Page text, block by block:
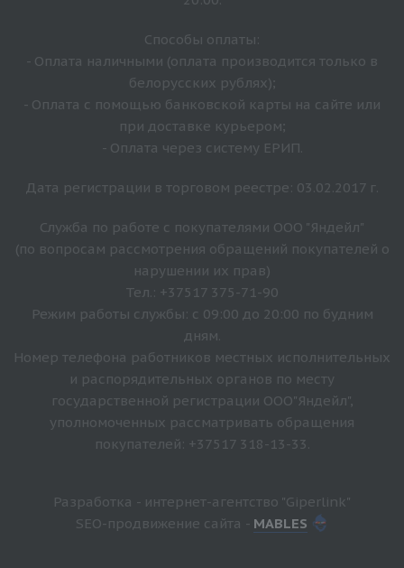
Способы оплаты:
- Оплата наличными (оплата производится только в
белорусских рублях);
- Оплата с помощью банковской карты на сайте или
при доставке курьером;
- Оплата через систему ЕРИП.
Дата регистрации в торговом реестре: 03.02.2017 г.
Служба по работе с покупателями ООО "Яндейл"
(по вопросам рассмотрения обращений покупателей о
нарушении их прав)
Тел.: +37517 375-71-90
Режим работы службы: с 09:00 до 20:00 по будним
дням.
Номер телефона работников местных исполнительных
и распорядительных органов по месту
государственной регистрации ООО"Яндейл",
уполномоченных рассматривать обращения
покупателей: +37517 318-13-33.
Разработка - интернет-агентство "Giperlink"
SEO-продвижение сайта - MABLES